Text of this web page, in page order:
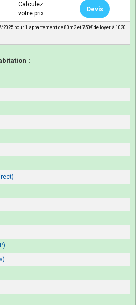
Calculez
votre prix
Devis
pour 1 appartement de 80m2 et 750€ de loyer à 1020
: